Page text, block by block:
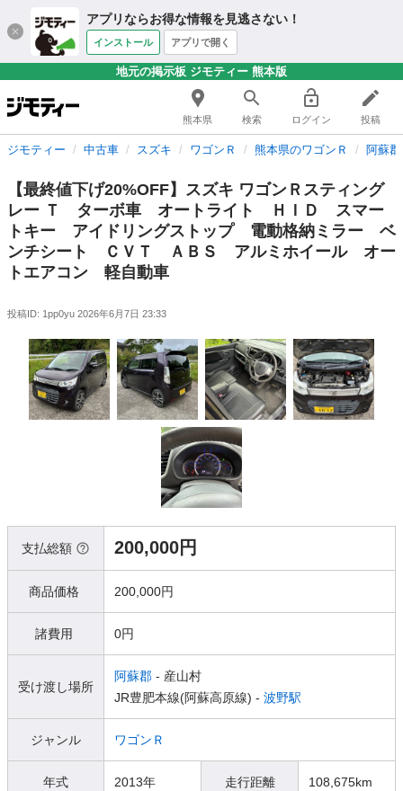
アプリならお得な情報を見逃さない！
インストール アプリで開く
地元の掲示板 ジモティー 熊本版
熊本県 検索 ログイン 投稿
ジモティー 中古車 スズキ ワゴンＲ 熊本県のワゴンＲ 阿蘇
【最終値下げ20%OFF】スズキ ワゴンＲスティング
レー Ｔ ターボ車 オートライト ＨＩＤ スマー
トキー アイドリングストップ 電動格納ミラー ベ
ンチシート ＣＶＴ ＡＢＳ アルミホイール オー
トエアコン 軽自動車
投稿ID: 1pp0yu 2026年6月7日 23:33
支払総額 200,000円
商品価格 200,000円
諸費用 0円
受け渡し場所
阿蘇郡 - 産山村
JR豊肥本線(阿蘇高原線) - 波野駅
ジャンル ワゴンＲ
年式 2013年 走行距離 108,675km